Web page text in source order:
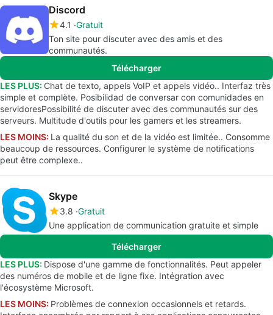
Discord
4.1 Gratuit
Ton site pour discuter avec des amis et des
communautés.
Télécharger
LES PLUS: Chat de texto, appels VoIP et appels vidéo.. Interfaz très
simple et complète. Posibilidad de conversar con comunidades en
servidoresPossibilité de discuter avec des communautés sur des
serveurs. Multitude d'outils pour les gamers et les streamers.
LES MOINS: La qualité du son et de la vidéo est limitée.. Consomme
beaucoup de ressources. Configurer le système de notifications
peut être complexe..
Skype
3.8 Gratuit
Une application de communication gratuite et simple
Télécharger
LES PLUS: Dispose d'une gamme de fonctionnalités. Peut appeler
des numéros de mobile et de ligne fixe. Intégration avec
l'écosystème Microsoft.
LES MOINS: Problèmes de connexion occasionnels et retards.